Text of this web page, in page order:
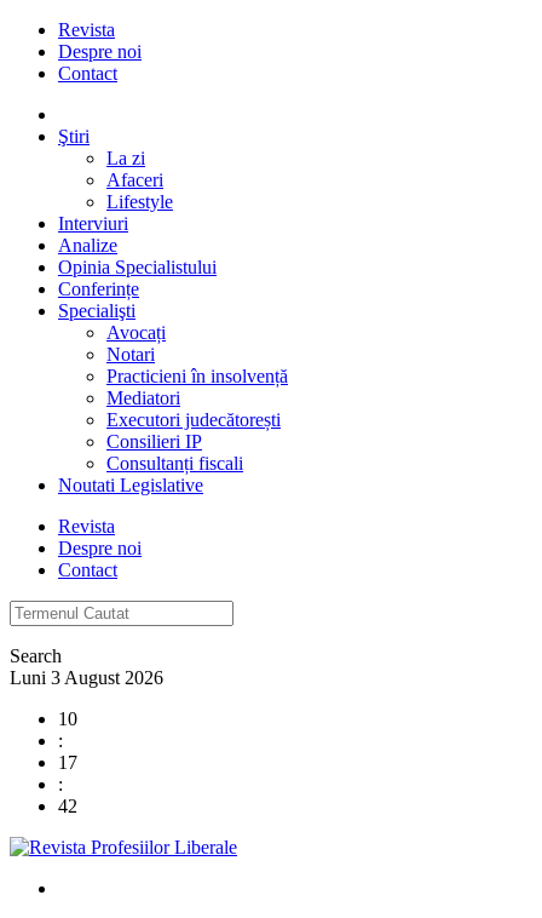
Revista
Despre noi
Contact
Ştiri
La zi
Afaceri
Lifestyle
Interviuri
Analize
Opinia Specialistului
Conferințe
Specialişti
Avocați
Notari
Practicieni în insolvență
Mediatori
Executori judecătorești
Consilieri IP
Consultanți fiscali
Noutati Legislative
Revista
Despre noi
Contact
Search
Luni 3 August 2026
10
:
17
:
43